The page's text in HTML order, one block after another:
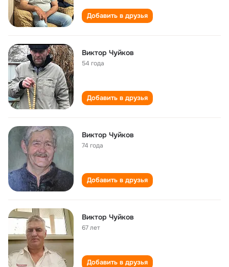
Добавить в друзья
Виктор Чуйков
54 года
Добавить в друзья
Виктор Чуйков
74 года
Добавить в друзья
Виктор Чуйков
67 лет
Добавить в друзья